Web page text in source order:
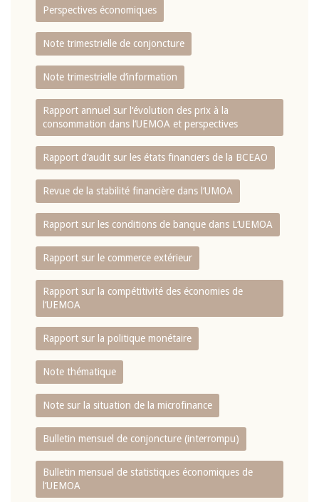
Perspectives économiques
Note trimestrielle de conjoncture
Note trimestrielle d‘information
Rapport annuel sur l‘évolution des prix à la
consommation dans l‘UEMOA et perspectives
Rapport d‘audit sur les états financiers de la BCEAO
Revue de la stabilité financière dans l‘UMOA
Rapport sur les conditions de banque dans L‘UEMOA
Rapport sur le commerce extérieur
Rapport sur la compétitivité des économies de
l‘UEMOA
Rapport sur la politique monétaire
Note thématique
Note sur la situation de la microfinance
Bulletin mensuel de conjoncture (interrompu)
Bulletin mensuel de statistiques économiques de
l‘UEMOA